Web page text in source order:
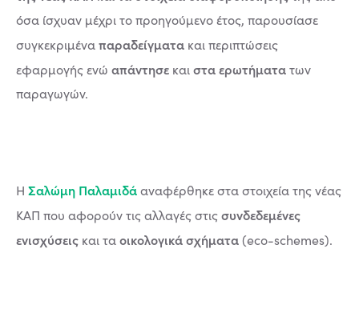
όσα ίσχυαν μέχρι το προηγούμενο έτος, παρουσίασε
συγκεκριμέναπαραδείγματα και περιπτώσεις
εφαρμογής ενώ απάντησε καιστα ερωτήματατων
παραγωγών.
Η Σαλώμη Παλαμιδάαναφέρθηκε στα στοιχεία της νέας
ΚΑΠ που αφορούν τις αλλαγές στιςσυνδεδεμένες
ενισχύσεις και ταοικολογικά σχήματα(eco-schemes).